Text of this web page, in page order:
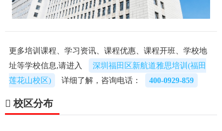
更多培训课程、学习资讯、课程优惠、课程开班、学校地
址等学校信息,请进入
深圳福田区新航道雅思培训(福田
莲花山校区)
详细了解，咨询电话： 400-0929-859
校区分布